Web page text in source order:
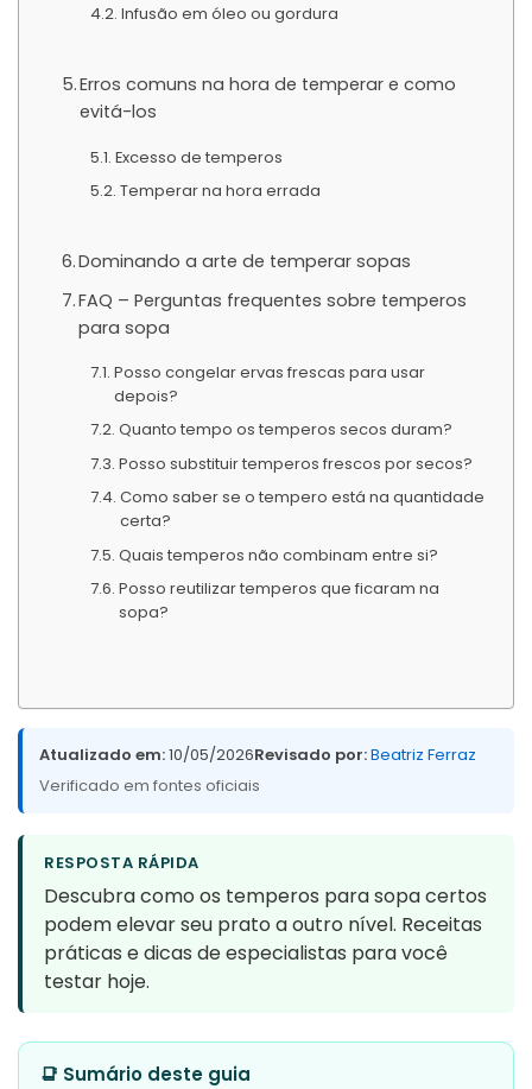
Infusão em óleo ou gordura
Erros comuns na hora de temperar e como
evitá-los
Excesso de temperos
Temperar na hora errada
Dominando a arte de temperar sopas
FAQ – Perguntas frequentes sobre temperos
para sopa
Posso congelar ervas frescas para usar
depois?
Quanto tempo os temperos secos duram?
Posso substituir temperos frescos por secos?
Como saber se o tempero está na quantidade
certa?
Quais temperos não combinam entre si?
Posso reutilizar temperos que ficaram na
sopa?
Atualizado em:10/05/2026Revisado por:Beatriz Ferraz
Verificado em fontes oficiais
RESPOSTA RÁPIDA
Descubra como os temperos para sopa certos
podem elevar seu prato a outro nível. Receitas
práticas e dicas de especialistas para você
testar hoje.
📑 Sumário deste guia